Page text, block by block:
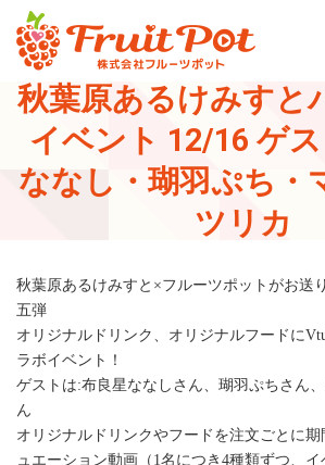
秋葉原あるけみすと
イベント 12/16 ゲ
ななし・瑚羽ぷち・
ツリカ
秋葉原あるけみすと×フルーツポットがお送
五弾
オリジナルドリンク、オリジナルフードに
ラボイベント！
ゲストは:布良星ななしさん、瑚羽ぷちさん
ん
オリジナルドリンクやフードを注文ごとに
ュエーション動画（1名につき4種類ずつ、